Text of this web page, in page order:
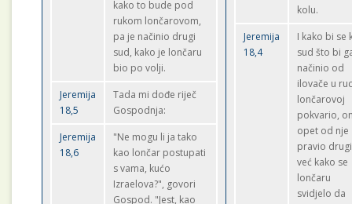
kako to bude pod
rukom lončarovom,
pa je načinio drugi
sud, kako je lončaru
bio po volji.
Jeremija
18,5
Tada mi dođe riječ
Gospodnja:
Jeremija
18,6
"Ne mogu li ja tako
kao lončar postupati
s vama, kućo
Izraelova?", govori
Gospod. "Jest, kao
kolu.
Jeremija
18,4
I kako bi se
sud što bi
načinio od
ilovače u
lončarovoj
pokvario,
opet od nje
pravio
već kako se
lončaru
svidjelo da